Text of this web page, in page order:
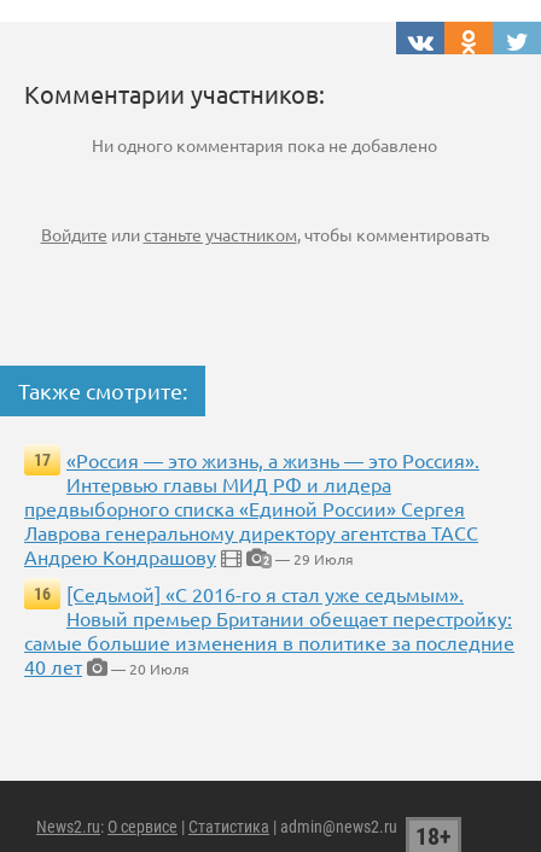
Комментарии участников:
Ни одного комментария пока не добавлено
Войдите илистаньте участником, чтобы комментировать
Также смотрите:
17
«Россия — это жизнь, а жизнь — это Россия».
Интервью главы МИД РФ и лидера
предвыборного списка «Единой России» Сергея
Лаврова генеральному директору агентства ТАСС
Андрею Кондрашову
2 — 29 Июля
16
[Седьмой] «С 2016-го я стал уже седьмым».
Новый премьер Британии обещает перестройку:
самые большие изменения в политике за последние
40 лет
— 20 Июля
News2.ru: О сервисе | Статистика | admin@news2.ru 18+